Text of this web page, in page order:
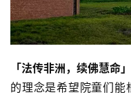
「法传非洲，续佛慧命
的理念是希望院童们能